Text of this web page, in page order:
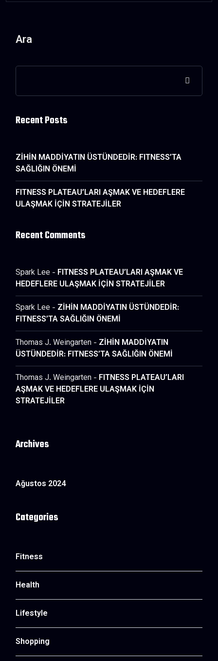
Ara
Recent Posts
ZİHİN MADDİYATIN ÜSTÜNDEDİR: FITNESS’TA
SAĞLIĞIN ÖNEMİ
FITNESS PLATEAU’LARI AŞMAK VE HEDEFLERE
ULAŞMAK İÇİN STRATEJİLER
Recent Comments
Spark Lee - FITNESS PLATEAU’LARI AŞMAK VE
HEDEFLERE ULAŞMAK İÇİN STRATEJİLER
Spark Lee - ZİHİN MADDİYATIN ÜSTÜNDEDİR:
FITNESS’TA SAĞLIĞIN ÖNEMİ
Thomas J. Weingarten - ZİHİN MADDİYATIN
ÜSTÜNDEDİR: FITNESS’TA SAĞLIĞIN ÖNEMİ
Thomas J. Weingarten - FITNESS PLATEAU’LARI
AŞMAK VE HEDEFLERE ULAŞMAK İÇİN
STRATEJİLER
Archives
Ağustos 2024
Categories
Fitness
Health
Lifestyle
Shopping